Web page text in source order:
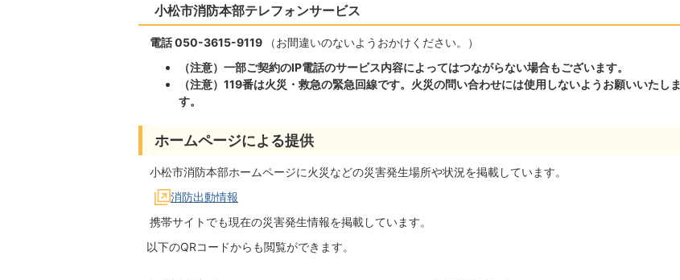
小松市消防本部テレフォンサービス
電話 050-3615-9119
（お間違いのないようおかけください。）
（注意）一部ご契約のIP電話のサービス内容によってはつながらない場合もございます。
（注意）119番は火災・救急の緊急回線です。火災の問い合わせには使用しないようお願いいたしま
す。
ホームページによる提供
小松市消防本部ホームページに火災などの災害発生場所や状況を掲載しています。
消防出動情報
携帯サイトでも現在の災害発生情報を掲載しています。
以下のQRコードからも閲覧ができます。